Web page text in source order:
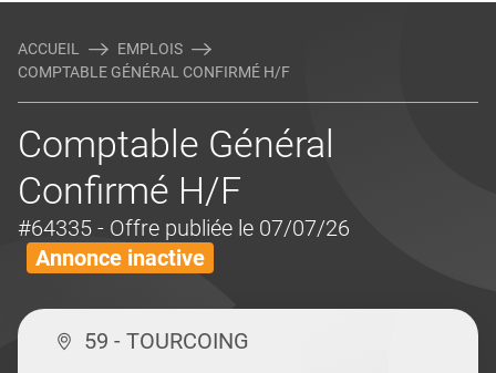
ACCUEIL
EMPLOIS
COMPTABLE GÉNÉRAL CONFIRMÉ H/F
Comptable Général
Confirmé H/F
#64335 - Offre publiée le 07/07/26
Annonce inactive
59 - TOURCOING